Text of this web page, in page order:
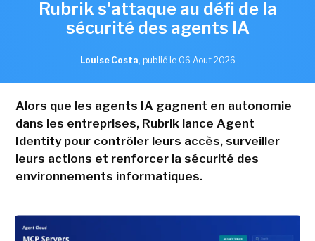
Rubrik s'attaque au défi de la
sécurité des agents IA
Louise Costa, publié le 06 Aout 2026
Alors que les agents IA gagnent en autonomie
dans les entreprises, Rubrik lance Agent
Identity pour contrôler leurs accès, surveiller
leurs actions et renforcer la sécurité des
environnements informatiques.